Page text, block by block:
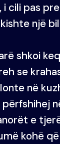
i cili pas
një
shkoi
se
në
e
kohë